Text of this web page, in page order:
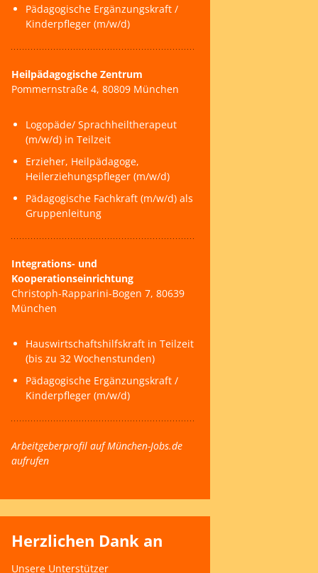
Pädagogische Ergänzungskraft /
Kinderpfleger (m/w/d)
Heilpädagogische Zentrum
Pommernstraße 4, 80809 München
Logopäde/ Sprachheiltherapeut
(m/w/d) in Teilzeit
Erzieher, Heilpädagoge,
Heilerziehungspfleger (m/w/d)
Pädagogische Fachkraft (m/w/d) als
Gruppenleitung
Integrations- und
Kooperationseinrichtung
Christoph-Rapparini-Bogen 7, 80639
München
Hauswirtschaftshilfskraft in Teilzeit
(bis zu 32 Wochenstunden)
Pädagogische Ergänzungskraft /
Kinderpfleger (m/w/d)
Arbeitgeberprofil auf München-Jobs.de
aufrufen
Herzlichen Dank an
Unsere Unterstützer